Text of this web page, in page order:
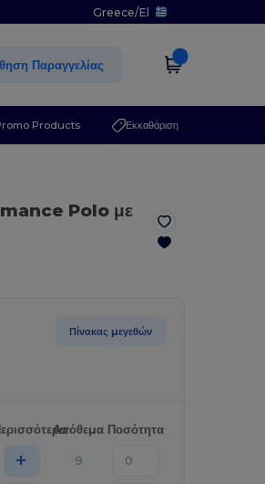
Greece/El
Παραγγελίας
Products Εκκαθάριση
Polo με
Πίνακας μεγεθών
Απόθεμα Ποσότητα
+ 9